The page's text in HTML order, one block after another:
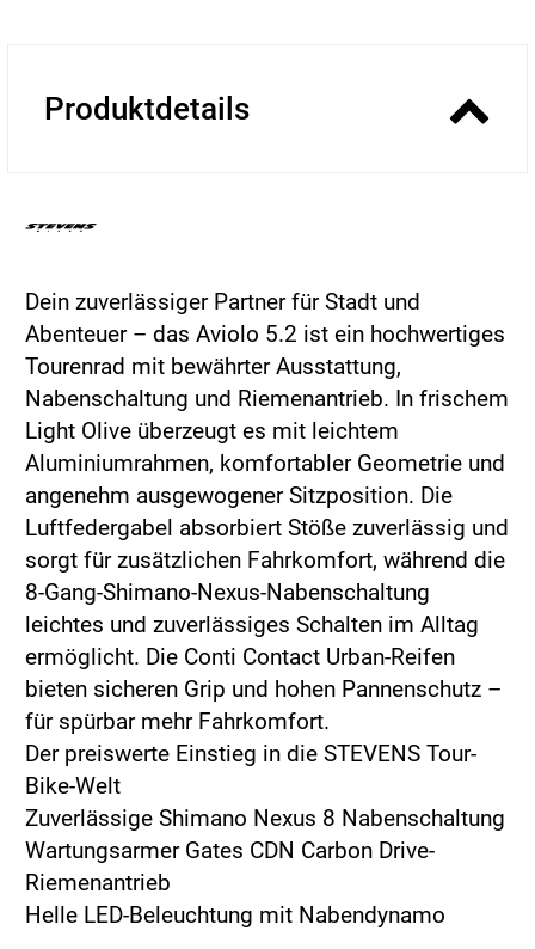
Produktdetails
Dein zuverlässiger Partner für Stadt und
Abenteuer – das Aviolo 5.2 ist ein hochwertiges
Tourenrad mit bewährter Ausstattung,
Nabenschaltung und Riemenantrieb. In frischem
Light Olive überzeugt es mit leichtem
Aluminiumrahmen, komfortabler Geometrie und
angenehm ausgewogener Sitzposition. Die
Luftfedergabel absorbiert Stöße zuverlässig und
sorgt für zusätzlichen Fahrkomfort, während die
8-Gang-Shimano-Nexus-Nabenschaltung
leichtes und zuverlässiges Schalten im Alltag
ermöglicht. Die Conti Contact Urban-Reifen
bieten sicheren Grip und hohen Pannenschutz –
für spürbar mehr Fahrkomfort.
Der preiswerte Einstieg in die STEVENS Tour-
Bike-Welt
Zuverlässige Shimano Nexus 8 Nabenschaltung
Wartungsarmer Gates CDN Carbon Drive-
Riemenantrieb
Helle LED-Beleuchtung mit Nabendynamo